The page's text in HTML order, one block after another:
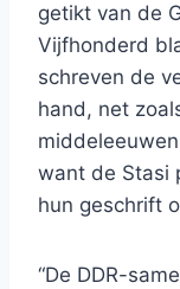
getikt van de
Vijfhonderd
schreven de
hand, net
want de Stasi
hun geschrift
“De DDR-